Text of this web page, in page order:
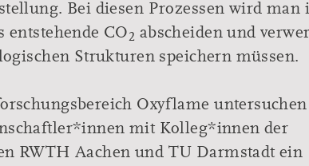
Bei diesen Prozessen wird man
entstehende CO2 abscheiden und
Strukturen speichern müssen.
Oxyflame untersuchen
mit Kolleg*innen der
RWTH Aachen und TU Darmstadt ein